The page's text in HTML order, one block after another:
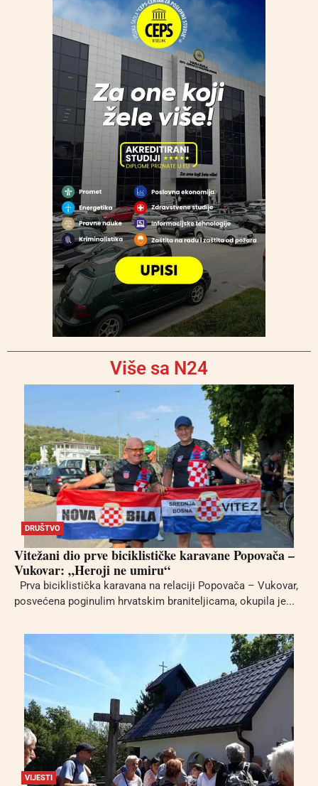
Više sa N24
DRUŠTVO
Vitežani dio prve biciklističke karavane Popovača –
Vukovar: „Heroji ne umiru“
Prva biciklistička karavana na relaciji Popovača – Vukovar,
posvećena poginulim hrvatskim braniteljicama, okupila je...
VIJESTI